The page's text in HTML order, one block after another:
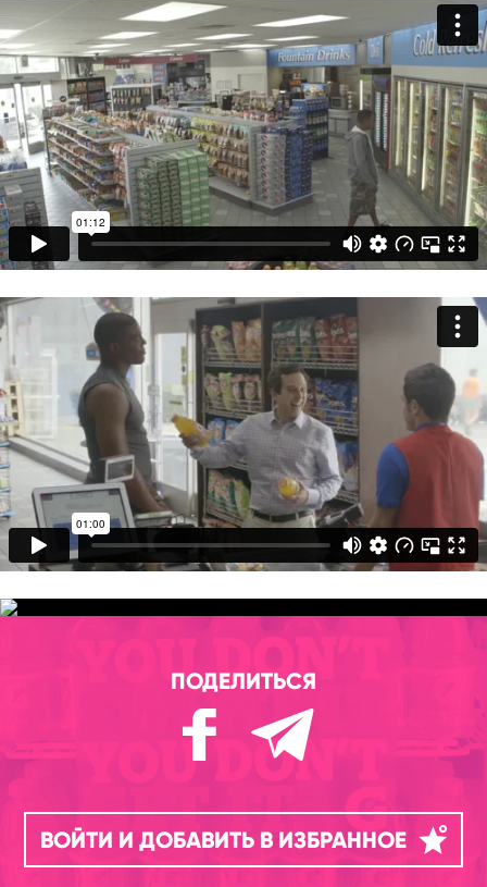
ПОДЕЛИТЬСЯ
ВОЙТИ И ДОБАВИТЬ В ИЗБРАННОЕ